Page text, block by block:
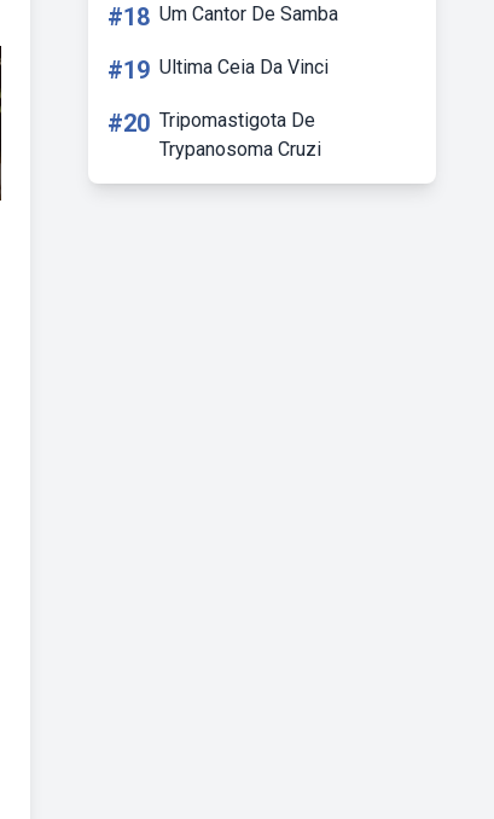
#18 Um Cantor De Samba
#19 Ultima Ceia Da Vinci
#20 Tripomastigota De
Trypanosoma Cruzi